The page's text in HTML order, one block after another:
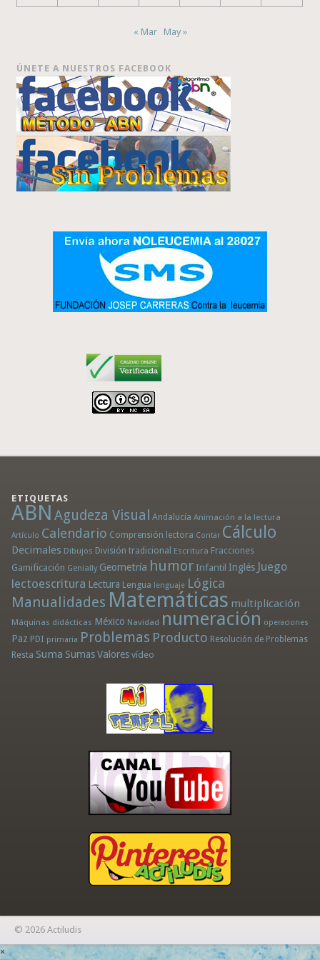
« Mar May »
ÚNETE A NUESTROS FACEBOOK
ETIQUETAS
ABN Agudeza Visual Andalucía Animación a la lectura
Artículo Calendario Comprensión lectora Contar Cálculo
Decimales Dibujos División tradicional Escritura Fracciones
Gamificación Genially Geometría humor Infantil Inglés Juego
lectoescritura Lectura Lengua lenguaje Lógica
Manualidades Matemáticas multiplicación
Máquinas didácticas México Navidad numeración operaciones
Paz PDI primaria Problemas Producto Resolución de Problemas
Resta Suma Sumas Valores vídeo
© 2026 Actiludis
×